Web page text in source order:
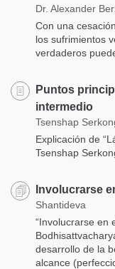
Dr. Alexander
Con una
los sufrimientos
verdaderos
Puntos
intermedio
Tsenshap
Explicación de
Tsenshap
Involucrarse
Shantideva
“Involucrarse en
desarrollo de la
alcance